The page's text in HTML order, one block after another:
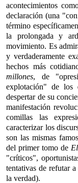
acontecimientos
declaración (una
término
la prolongada y
movimiento. Es
y verdaderamente
hechos más
millones, de
explotación" de los
despertar de su
manifestación
comillas las
caracterizar los
son las mismas
del primer tomo de
"críticos",
tentativas de refutar
la verdad).